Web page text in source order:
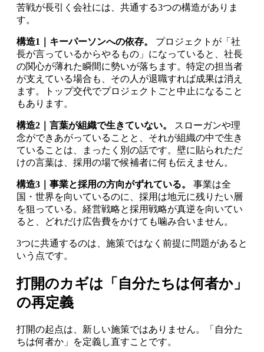
苦戦が長引く会社には、共通する3つの構造がありま
す。
構造1｜キーパーソンへの依存。
プロジェクトが「社
長が言っているからやるもの」になっていると、社長
の関心が薄れた瞬間に勢いが落ちます。特定の担当者
が支えている場合も、その人が退職すれば成果は消え
ます。トップ交代でプロジェクトごと中止になること
もあります。
構造2｜言葉が組織で生きていない。
スローガンや理
念ができあがっていることと、それが組織の中で生き
ていることは、まったく別の話です。壁に貼られただ
けの言葉は、採用の場で候補者に何も伝えません。
構造3｜事業と採用の方向がずれている。
事業は全
国・世界を向いているのに、採用は地元に残りたい層
を狙っている。経営戦略と採用戦略が真逆を向いてい
ると、どれだけ広告費をかけても噛み合いません。
3つに共通するのは、施策ではなく前提に問題があると
いう点です。
打開のカギは「自分たちは何者か」
の再定義
打開の起点は、新しい施策ではありません。「自分た
ちは何者か」を定義し直すことです。